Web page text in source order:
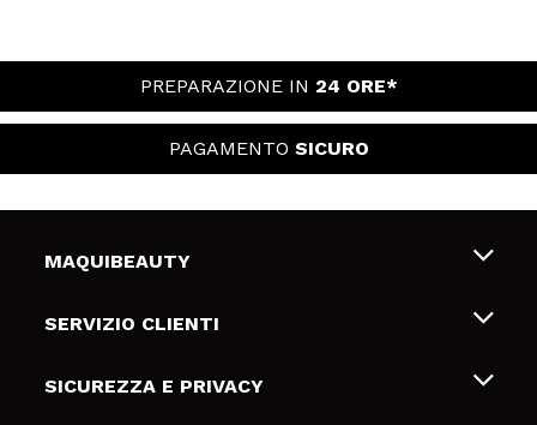
PREPARAZIONE IN 24 ORE*
PAGAMENTO SICURO
MAQUIBEAUTY
Chi siamo
Gift Cards
SERVIZIO CLIENTI
Spedizioni & Resi
SICUREZZA E PRIVACY